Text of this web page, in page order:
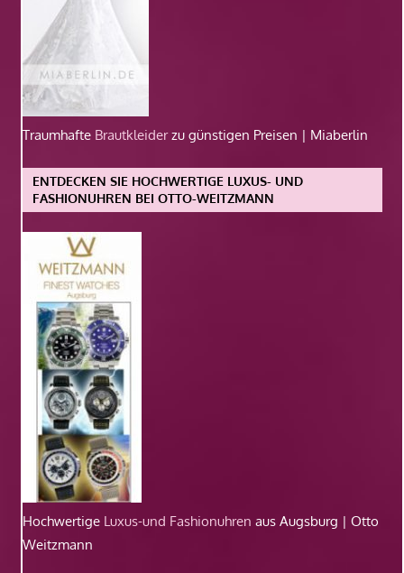
Traumhafte Brautkleiderzu günstigen Preisen | Miaberlin
ENTDECKEN SIE HOCHWERTIGE LUXUS- UND
FASHIONUHREN BEI OTTO-WEITZMANN
Hochwertige Luxus-und Fashionuhren aus Augsburg | Otto
Weitzmann